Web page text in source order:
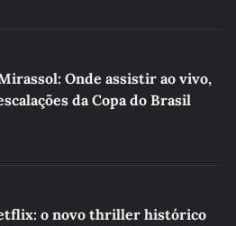
Onde assistir ao vivo,
da Copa do Brasil
o novo thriller histórico